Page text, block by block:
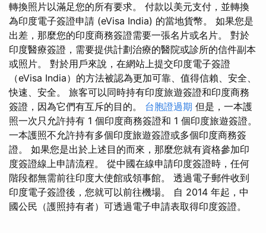
轉換照片以滿足您的所有要求。 付款以美元支付，並轉換
為印度電子簽證申請 (eVisa India) 的當地貨幣。 如果您是
出差，那麼您的印度商務簽證需要一張名片或名片。 對於
印度醫療簽證，需要提供計劃治療的醫院或診所的信件副本
或照片。 對於用戶來說，在網站上提交印度電子簽證
（eVisa India）的方法被認為更加可靠、值得信賴、安全、
快速、安全。 旅客可以同時持有印度旅遊簽證和印度商務
簽證，因為它們有互斥的目的。 台胞證過期 但是，一本護
照一次只允許持有 1 個印度商務簽證和 1 個印度旅遊簽證。
一本護照不允許持有多個印度旅遊簽證或多個印度商務簽
證。 如果您是出於上述目的而來，那麼您就有資格參加印
度簽證線上申請流程。 從中國在線申請印度簽證時，任何
階段都無需前往印度大使館或領事館。 透過電子郵件收到
印度電子簽證後，您就可以前往機場。 自 2014 年起，中
國公民（護照持有者）可透過電子申請表取得印度簽證。